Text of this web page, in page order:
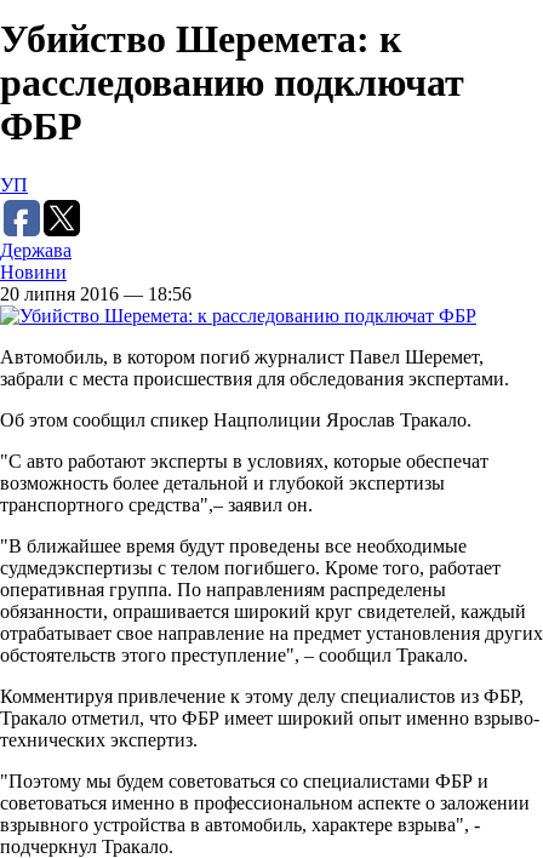
Убийство Шеремета: к
расследованию подключат
ФБР
УП
Держава
Новини
20 липня 2016 — 18:56
Автомобиль, в котором погиб журналист Павел Шеремет,
забрали с места происшествия для обследования экспертами.
Об этом сообщил спикер Нацполиции Ярослав Тракало.
"С авто работают эксперты в условиях, которые обеспечат
возможность более детальной и глубокой экспертизы
транспортного средства",– заявил он.
"В ближайшее время будут проведены все необходимые
судмедэкспертизы с телом погибшего. Кроме того, работает
оперативная группа. По направлениям распределены
обязанности, опрашивается широкий круг свидетелей, каждый
отрабатывает свое направление на предмет установления других
обстоятельств этого преступление", – сообщил Тракало.
Комментируя привлечение к этому делу специалистов из ФБР,
Тракало отметил, что ФБР имеет широкий опыт именно взрыво-
технических экспертиз.
"Поэтому мы будем советоваться со специалистами ФБР и
советоваться именно в профессиональном аспекте о заложении
взрывного устройства в автомобиль, характере взрыва", -
подчеркнул Тракало.